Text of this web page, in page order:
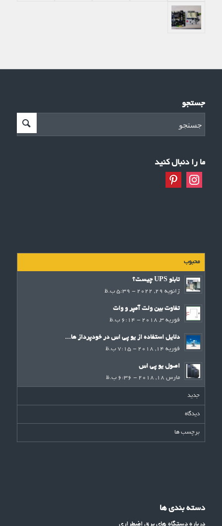
جستجو
ما را دنبال کنید
محبوب
تابلو UPS چیست؟
ژانویه 29, 2022 - 5:39 ب.ظ
تفاوت بین ولت آمپر و وات
فوریه 3, 2018 - 6:14 ب.ظ
دلایل استفاده از یو پی اس در خودپرداز ها...
فوریه 14, 2018 - 7:15 ب.ظ
اصول یو پی اس
مارس 18, 2018 - 6:36 ب.ظ
جدید
دیدگاه
برچسب ها
دسته بندی ها
درباره دستگاه های برق اضطراری